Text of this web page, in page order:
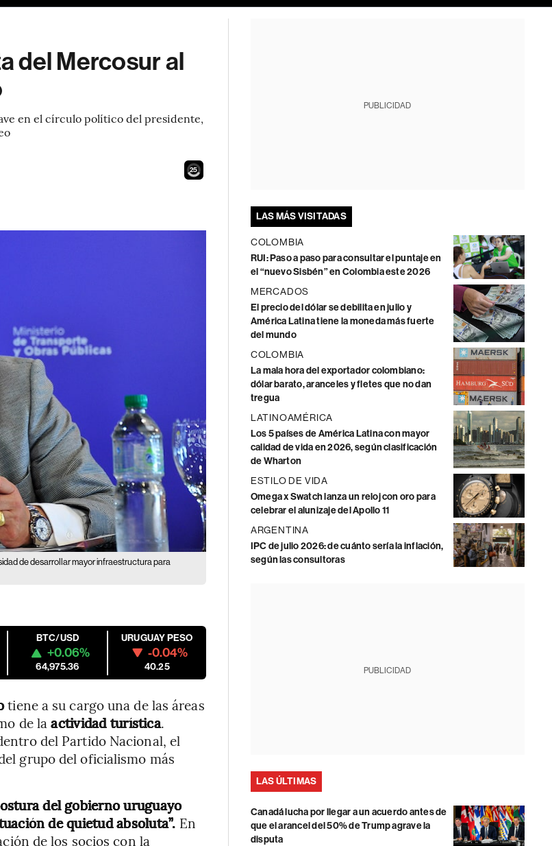
del Mercosur al
en el círculo político del presidente,
23
de desarrollar mayor infraestructura para
BTC/USD
+0.06%
64,975.36
URUGUAY PESO
-0.04%
40.25
tiene a su cargo una de las áreas
de la actividad turística.
del Partido Nacional, el
grupo del oficialismo más
del gobierno uruguayo
de quietud absoluta”. En
de los socios con la
PUBLICIDAD
LAS MÁS VISITADAS
COLOMBIA
RUI: Paso a paso para consultar el puntaje en
el “nuevo Sisbén” en Colombia este 2026
MERCADOS
El precio del dólar se debilita en julio y
América Latina tiene la moneda más fuerte
del mundo
COLOMBIA
La mala hora del exportador colombiano:
dólar barato, aranceles y fletes que no dan
tregua
LATINOAMÉRICA
Los 5 países de América Latina con mayor
calidad de vida en 2026, según clasificación
de Wharton
ESTILO DE VIDA
Omega x Swatch lanza un reloj con oro para
celebrar el alunizaje del Apollo 11
ARGENTINA
IPC de julio 2026: de cuánto sería la inflación,
según las consultoras
PUBLICIDAD
LAS ÚLTIMAS
Canadá lucha por llegar a un acuerdo antes de
que el arancel del 50% de Trump agrave la
disputa